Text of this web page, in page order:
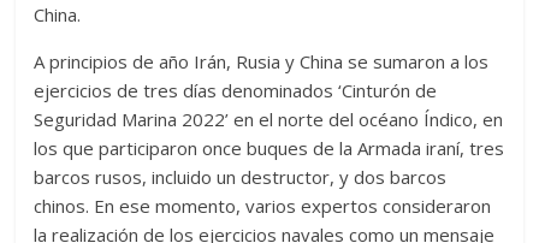
China.
A principios de año Irán, Rusia y China se sumaron a los
ejercicios de tres días denominados ‘Cinturón de
Seguridad Marina 2022’ en el norte del océano Índico, en
los que participaron once buques de la Armada iraní, tres
barcos rusos, incluido un destructor, y dos barcos
chinos. En ese momento, varios expertos consideraron
la realización de los ejercicios navales como un mensaje